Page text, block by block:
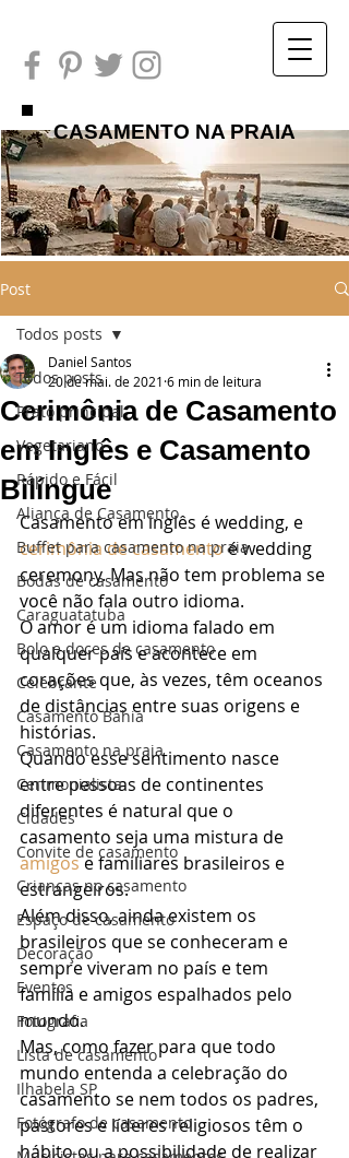
CASAMENTO NA PRAIA
Post
Todos posts
Prato principal
Vegetariano
Rápido e Fácil
Aliança de Casamento
Buffet para casamento na praia
Bodas de casamento
Caraguatatuba
Bolo e doces de casamento
Celebrante
Casamento Bahia
Casamento na praia
Cerimonialista
Cidades
Convite de casamento
Crianças no casamento
Espaço de casamento
Decoração
Eventos
Fotografia
Lista de casamento
Ilhabela SP
Fotógrafo de casamento
Todos posts
Cerimônia de Casamento
em Inglês e Casamento
Bilíngue
Daniel Santos
20 de mai. de 2021 6 min de leitura
Casamento em inglês é wedding, e
cerimônia de casamento é wedding
ceremony. Mas não tem problema se
você não fala outro idioma.
O amor é um idioma falado em
qualquer país e acontece em
corações que, às vezes, têm oceanos
de distâncias entre suas origens e
histórias.
Quando esse sentimento nasce
entre pessoas de continentes
diferentes é natural que o
casamento seja uma mistura de
amigos e familiares brasileiros e
estrangeiros.
Além disso, ainda existem os
brasileiros que se conheceram e
sempre viveram no país e tem
família e amigos espalhados pelo
mundo.
Mas, como fazer para que todo
mundo entenda a celebração do
casamento se nem todos os padres,
pastores e líderes religiosos têm o
hábito ou a possibilidade de realizar